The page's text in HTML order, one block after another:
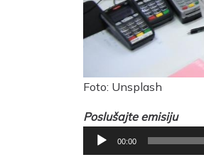
Foto: Unsplash
Poslušajte emisiju
Reproduktor
audiozapisa
00:00